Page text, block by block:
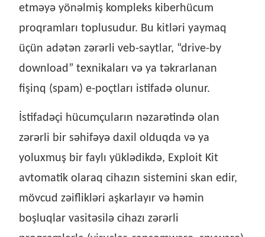
etməyə yönəlmiş kompleks kiberhücum
proqramları toplusudur. Bu kitləri yaymaq
üçün adətən zərərli veb-saytlar, “drive-by
download” texnikaları və ya təkrarlanan
fişinq (spam) e-poçtları istifadə olunur.
İstifadəçi hücumçuların nəzarətində olan
zərərli bir səhifəyə daxil olduqda və ya
yoluxmuş bir faylı yüklədikdə, Exploit Kit
avtomatik olaraq cihazın sistemini skan edir,
mövcud zəiflikləri aşkarlayır və həmin
boşluqlar vasitəsilə cihazı zərərli